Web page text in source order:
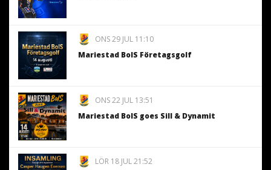
ONS 29 JUL 11:10
Mariestad BoIS Företagsgolf
ONS 22 JUL 13:51
Mariestad BoIS goes Sill & Dynamit
LÖR 18 JUL 21:52